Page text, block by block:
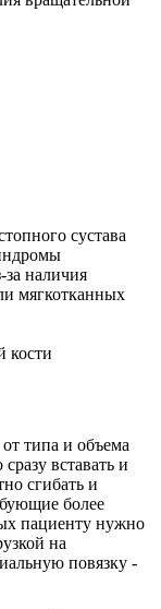
сустава
за наличия
мягкотканных
кости
типа и объема
вставать и
сгибать и
более
пациенту нужно
на
повязку -